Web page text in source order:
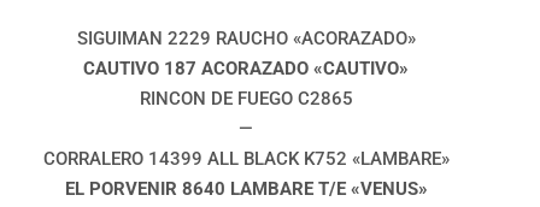
SIGUIMAN 2229 RAUCHO «ACORAZADO»
CAUTIVO 187 ACORAZADO «CAUTIVO»
RINCON DE FUEGO C2865
—
CORRALERO 14399 ALL BLACK K752 «LAMBARE»
EL PORVENIR 8640 LAMBARE T/E «VENUS»